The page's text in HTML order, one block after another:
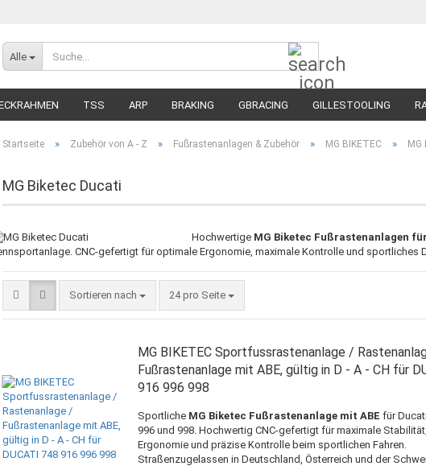
Alle
TSS ARP BRAKING GBRACING GILLESTOOLING
MEGA SALE RENNREIFEN FÜR MOTORRÄDER
Startseite » Zubehör von A - Z » Fußrastenanlagen & Zubehör » MG BIKETEC » MG
MG Biketec Ducati
Hochwertige MG Biketec Fußrastenanlagen
CNC-gefertigt für optimale Ergonomie, maximale Kontrolle und
Sortieren nach
Sortieren nach 24 pro Seite
pro Seite
MG BIKETEC Sportfussrastenanlage /
Fußrastenanlage mit ABE, gültig in D - A - CH für
916 996 998
Sportliche MG Biketec Fußrastenanlage mit ABE für
996 und 998. Hochwertig CNC-gefertigt für maximale
Ergonomie und präzise Kontrolle beim sportlichen Fahren.
Straßenzugelassen in Deutschland, Österreich und der